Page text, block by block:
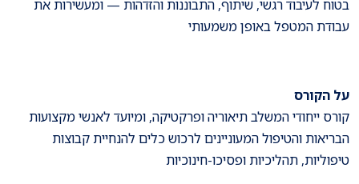
בטוח לעיבוד רגשי, שיתוף, התבוננות והזדהות — ומעשירות את
עבודת המטפל באופן משמעותי
על הקורס
קורס ייחודי המשלב תיאוריה ופרקטיקה, ומיועד לאנשי מקצועות
הבריאות והטיפול המעוניינים לרכוש כלים להנחיית קבוצות
טיפוליות, תהליכיות ופסיכו-חינוכיות